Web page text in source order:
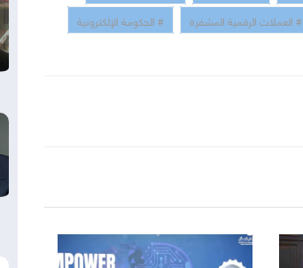
# العملات الرقمية المشفرة
# الحكومة الإلكترونية